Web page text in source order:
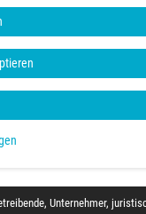
Unternehmer,